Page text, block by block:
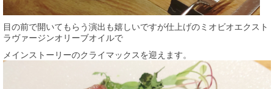
目の前で開いてもらう演出も嬉しいですが仕上げのミオビオエクスト
ラヴァージンオリーブオイルで
メインストーリーのクライマックスを迎えます。